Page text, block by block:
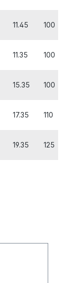
11.45 100
11.35 100
15.35 100
17.35 110
19.35 125